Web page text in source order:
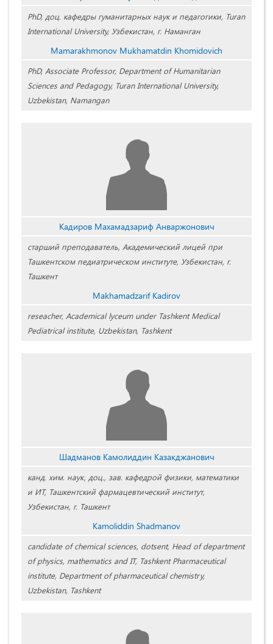
PhD, доц. кафедры гуманитарных наук и педагогики, Turan
International University, Узбекистан, г. Наманган
Mamarakhmonov Mukhamatdin Khomidovich
PhD, Associate Professor, Department of Humanitarian
Sciences and Pedagogy, Turan International University,
Uzbekistan, Namangan
Кадиров Махамадзариф Анваржонович
старший преподаватель, Академический лицей при
Ташкентском педиатрическом институте, Узбекистан, г.
Ташкент
Makhamadzarif Kadirov
reseacher, Academical lyceum under Tashkent Medical
Pediatrical institute, Uzbekistan, Tashkent
Шадманов Камолиддин Казакджанович
канд. хим. наук, доц., зав. кафедрой физики, математики
и ИТ, Ташкентский фармацевтический институт,
Узбекистан, г. Ташкент
Kamoliddin Shadmanov
candidate of chemical sciences, dotsent, Head of department
of physics, mathematics and IT, Tashkent Pharmaceutical
institute, Department of pharmaceutical chemistry,
Uzbekistan, Tashkent